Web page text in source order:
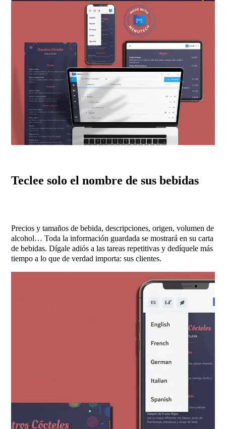
Teclee solo el nombre de sus bebidas
Precios y tamaños de bebida, descripciones, origen, volumen de
alcohol… Toda la información guardada se mostrará en su carta
de bebidas. Dígale adiós a las tareas repetitivas y dedíquele más
tiempo a lo que de verdad importa: sus clientes.